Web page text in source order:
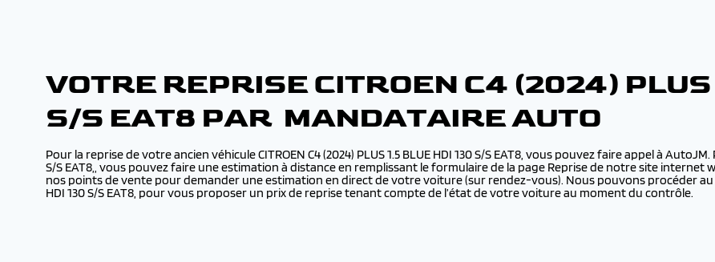
VOTRE REPRISE CITROEN C4 (2024) PLUS
S/S EAT8 PAR MANDATAIRE AUTO
Pour la reprise de votre ancien véhicule CITROEN C4 (2024) PLUS 1.5 BLUE HDI 130 S/S EAT8, vous pouvez faire appel à
S/S EAT8,, vous pouvez faire une estimation à distance en remplissant le formulaire de la page Reprise de notre site internet
nos points de vente pour demander une estimation en direct de votre voiture (sur rendez-vous). Nous pouvons procéder au
HDI 130 S/S EAT8, pour vous proposer un prix de reprise tenant compte de l’état de votre voiture au moment du contrôle.